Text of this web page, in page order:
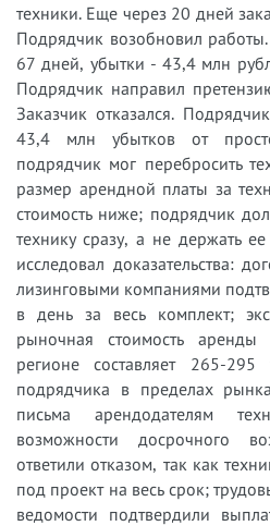
техники. Еще через 20 дней
Подрядчик возобновил
67 дней, убытки - 43,4 млн
Подрядчик направил
Заказчик отказался.
43,4 млн убытков от
подрядчик мог перебросить
размер арендной платы за
стоимость ниже; подрядчик
технику сразу, а не держать
исследовал доказательства:
лизинговыми компаниями
в день за весь комплект;
рыночная стоимость
регионе составляет 265-
подрядчика в пределах
письма арендодателям
возможности досрочного
ответили отказом, так как
под проект на весь срок;
ведомости подтвердили